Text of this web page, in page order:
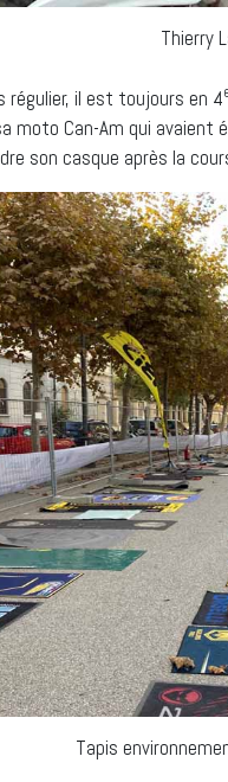
Thierry
régulier, il est toujours en 4
moto Can-Am qui avaient
son casque après la
Tapis